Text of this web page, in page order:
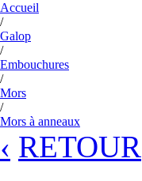
Accueil
/
Galop
/
Embouchures
/
Mors
/
Mors à anneaux
‹ RETOUR